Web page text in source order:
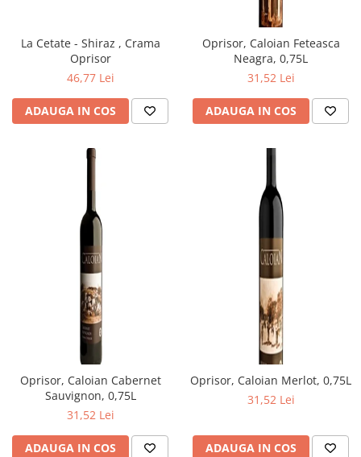
La Cetate - Shiraz , Crama
Oprisor
46,77 Lei
ADAUGA IN COS
Oprisor, Caloian Feteasca
Neagra, 0,75L
31,52 Lei
ADAUGA IN COS
Oprisor, Caloian Cabernet
Sauvignon, 0,75L
31,52 Lei
ADAUGA IN COS
Oprisor, Caloian Merlot, 0,75L
31,52 Lei
ADAUGA IN COS